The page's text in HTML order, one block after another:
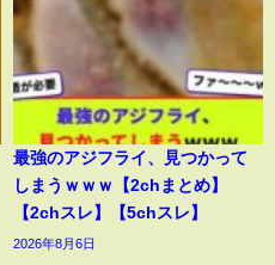
最強のアジフライ、見つかって
しまうｗｗｗ【2chまとめ】
【2chスレ】【5chスレ】
2026年8月6日